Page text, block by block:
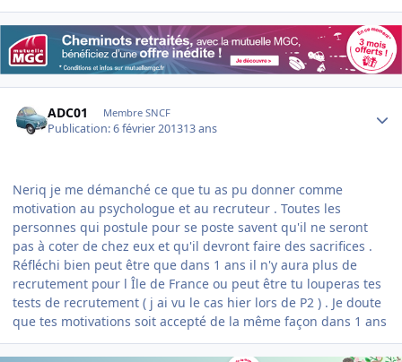
ADC01 Membre SNCF
Publication:6 février 201313 ans
Neriq je me démanché ce que tu as pu donner comme
motivation au psychologue et au recruteur . Toutes les
personnes qui postule pour se poste savent qu'il ne seront
pas à coter de chez eux et qu'il devront faire des sacrifices .
Réfléchi bien peut être que dans 1 ans il n'y aura plus de
recrutement pour l Île de France ou peut être tu louperas tes
tests de recrutement ( j ai vu le cas hier lors de P2 ) . Je doute
que tes motivations soit accepté de la même façon dans 1 ans